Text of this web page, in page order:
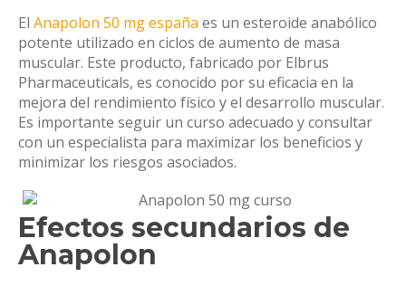
El Anapolon 50 mg españa es un esteroide anabólico
potente utilizado en ciclos de aumento de masa
muscular. Este producto, fabricado por Elbrus
Pharmaceuticals, es conocido por su eficacia en la
mejora del rendimiento físico y el desarrollo muscular.
Es importante seguir un curso adecuado y consultar
con un especialista para maximizar los beneficios y
minimizar los riesgos asociados.
Efectos secundarios de
Anapolon